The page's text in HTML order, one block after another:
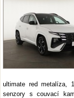
ultimate red metalíza,
senzory s couvací